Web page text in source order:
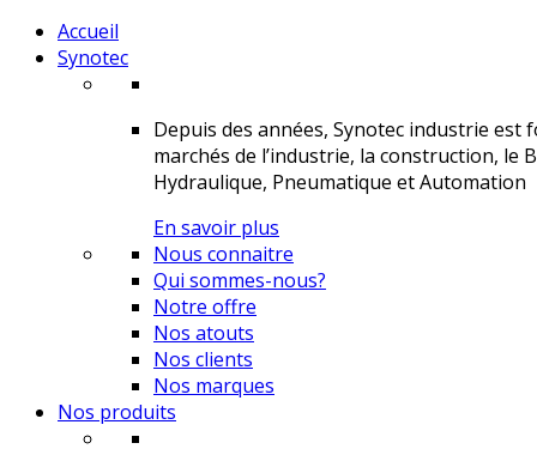
Accueil
Synotec
Depuis des années, Synotec industrie
marchés de l’industrie, la construction, le
Hydraulique, Pneumatique et Automation
En savoir plus
Nous connaitre
Qui sommes-nous?
Notre offre
Nos atouts
Nos clients
Nos marques
Nos produits